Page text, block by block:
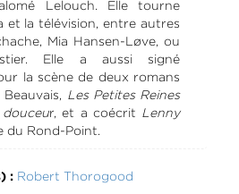
Lelouch. Elle tourne
et la télévision, entre autres
Mia Hansen-Løve, ou
Elle a aussi signé
la scène de deux romans
Les Petites Reines
r, et a coécrit Lenny
du Rond-Point.
: Robert Thorogood